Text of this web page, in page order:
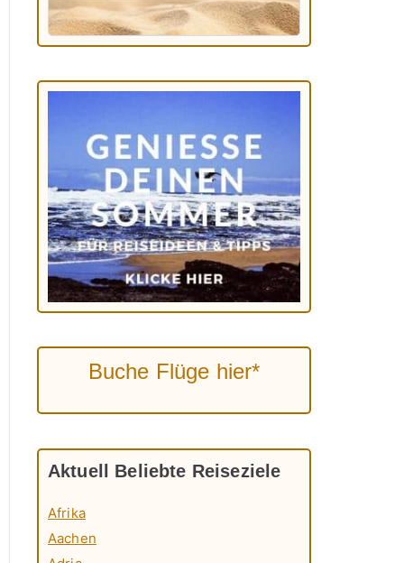
Buche Flüge hier*
Aktuell Beliebte Reiseziele
Afrika
Aachen